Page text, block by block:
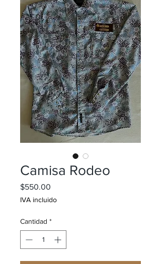
Camisa Rodeo
$550.00
IVA incluido
Cantidad *